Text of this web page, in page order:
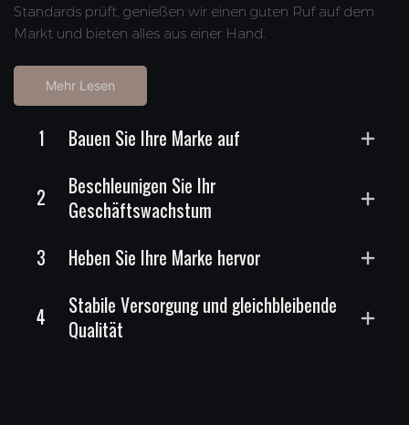
Standards prüft, genießen wir einen guten Ruf auf dem
Markt und bieten alles aus einer Hand.
Mehr Lesen
1 Bauen Sie Ihre Marke auf
2
Beschleunigen Sie Ihr
Geschäftswachstum
3
Heben Sie Ihre Marke hervor
4
Stabile Versorgung und gleichbleibende
Qualität